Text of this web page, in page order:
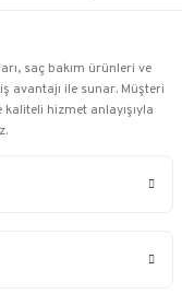
saç bakım ürünleri ve
avantajı ile sunar. Müşteri
hizmet anlayışıyla